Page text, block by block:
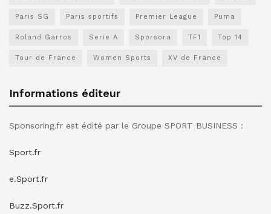
Paris SG Paris sportifs Premier League Puma
Roland Garros Serie A Sporsora TF1 Top 14
Tour de France Women Sports XV de France
Informations éditeur
Sponsoring.fr est édité par le Groupe SPORT BUSINESS :
Sport.fr
e.Sport.fr
Buzz.Sport.fr